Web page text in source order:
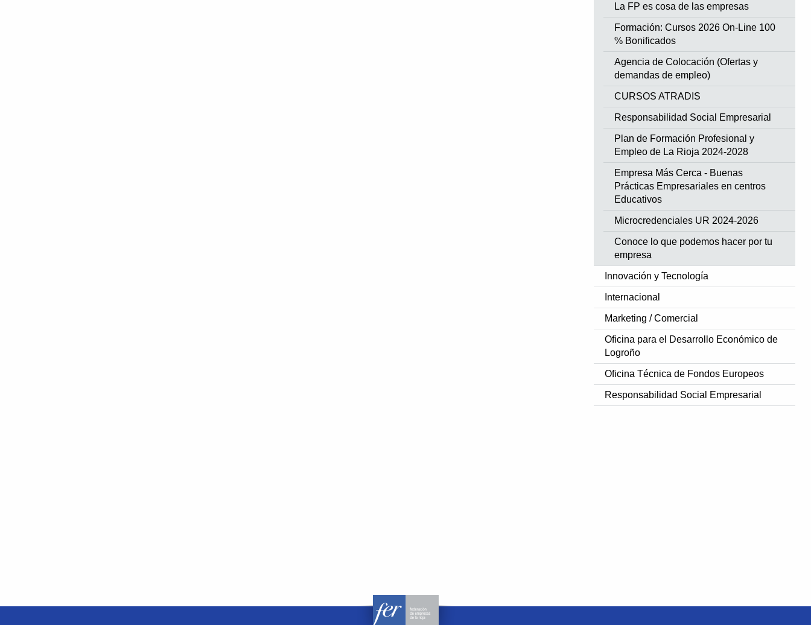
La FP es cosa de las empresas
Formación: Cursos 2026 On-Line 100
% Bonificados
Agencia de Colocación (Ofertas y
demandas de empleo)
CURSOS ATRADIS
Responsabilidad Social Empresarial
Plan de Formación Profesional y
Empleo de La Rioja 2024-2028
Empresa Más Cerca - Buenas
Prácticas Empresariales en centros
Educativos
Microcredenciales UR 2024-2026
Conoce lo que podemos hacer por tu
empresa
Innovación y Tecnología
Internacional
Marketing / Comercial
Oficina para el Desarrollo Económico de
Logroño
Oficina Técnica de Fondos Europeos
Responsabilidad Social Empresarial